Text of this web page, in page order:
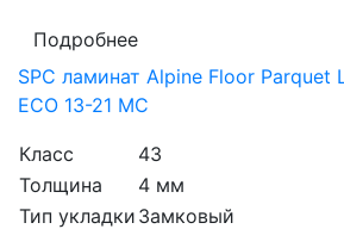
Подробнее
SPC ламинат Alpine Floor Parquet
ЕСО 13-21 MC
Класс
43
Толщина
4 мм
Тип укладки Замковый